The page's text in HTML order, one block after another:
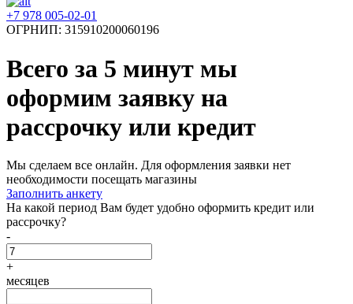
+7 978 005-02-01
ОГРНИП: 315910200060196
Всего за 5 минут мы
оформим заявку на
рассрочку или кредит
Мы сделаем все онлайн. Для оформления заявки нет
необходимости посещать магазины
Заполнить анкету
На какой период Вам будет удобно оформить кредит или
рассрочку?
-
+
месяцев